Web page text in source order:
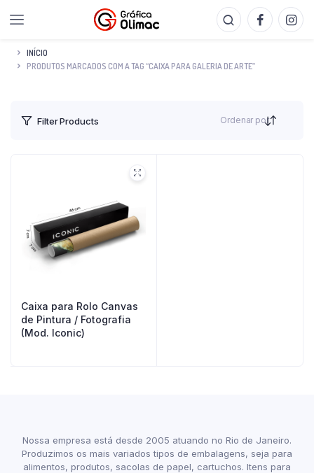
INÍCIO
PRODUTOS MARCADOS COM A TAG “CAIXA PARA GALERIA DE ARTE”
Filter Products Ordenar por
Caixa para Rolo Canvas
de Pintura / Fotografia
(Mod. Iconic)
Nossa empresa está desde 2005 atuando no Rio de Janeiro.
Produzimos os mais variados tipos de embalagens, seja para
alimentos, produtos, sacolas de papel, cartuchos. Itens para